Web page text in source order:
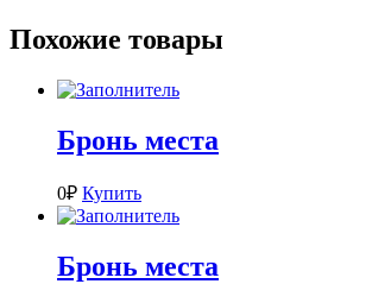
Похожие товары
Бронь места
0₽ Купить
Бронь места